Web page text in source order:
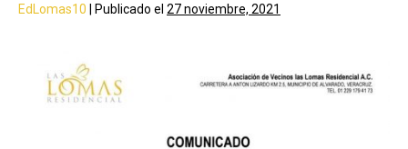
EdLomas10 Publicado el 27 noviembre, 2021